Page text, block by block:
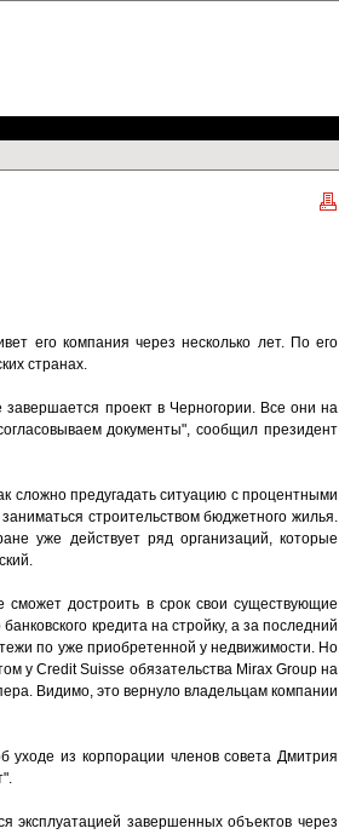
его компания через несколько лет. По его
странах.
проект в Черногории. Все они на
документы", сообщил президент
сложно предугадать ситуацию с процентными
строительством бюджетного жилья.
уже действует ряд организаций, которые
достроить в срок свои существующие
кредита на стройку, а за последний
по уже приобретенной у недвижимости. Но
у Credit Suisse обязательства Mirax Group на
Видимо, это вернуло владельцам компании
уходе из корпорации членов совета Дмитрия
эксплуатацией завершенных объектов через